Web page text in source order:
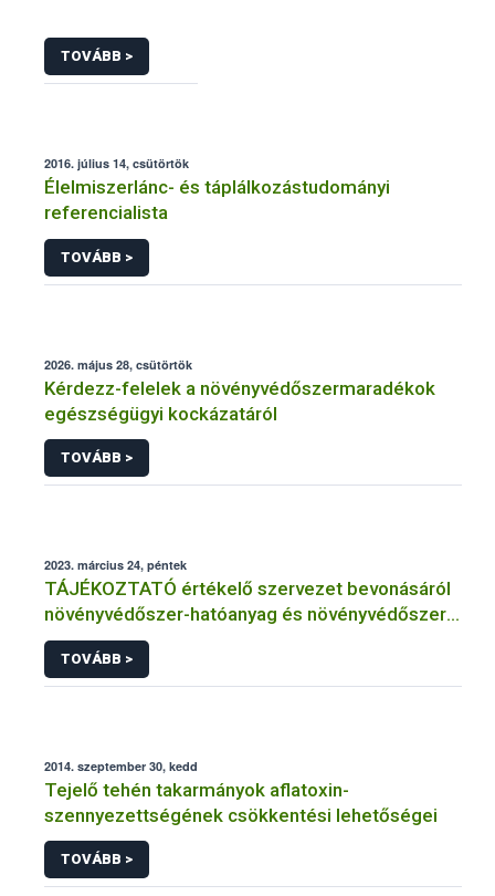
TOVÁBB >
2016. július 14, csütörtök
Élelmiszerlánc- és táplálkozástudományi
referencialista
TOVÁBB >
2026. május 28, csütörtök
Kérdezz-felelek a növényvédőszermaradékok
egészségügyi kockázatáról
TOVÁBB >
2023. március 24, péntek
TÁJÉKOZTATÓ értékelő szervezet bevonásáról
növényvédőszer-hatóanyag és növényvédőszer
engedélyezésére, továbbá a meglévő engedély
meghosszabbítására vagy módosítására irányuló
eljárásba
TOVÁBB >
2014. szeptember 30, kedd
Tejelő tehén takarmányok aflatoxin-
szennyezettségének csökkentési lehetőségei
TOVÁBB >